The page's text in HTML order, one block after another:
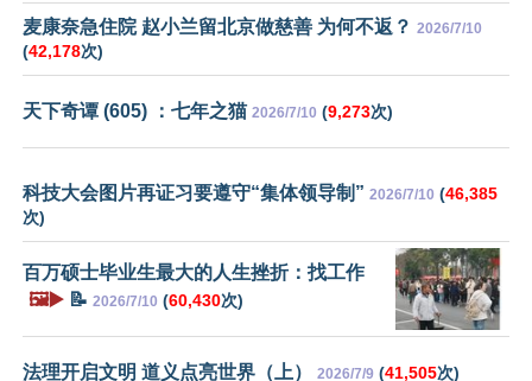
麦康奈急住院 赵小兰留北京做慈善 为何不返？ 2026/7/10
(42,178次)
天下奇谭 (605) ：七年之猫 2026/7/10 (9,273次)
科技大会图片再证习要遵守“集体领导制” 2026/7/10 (46,385
次)
百万硕士毕业生最大的人生挫折：找工作
🖼️▶️ 📝 2026/7/10 (60,430次)
法理开启文明 道义点亮世界（上） 2026/7/9 (41,505次)